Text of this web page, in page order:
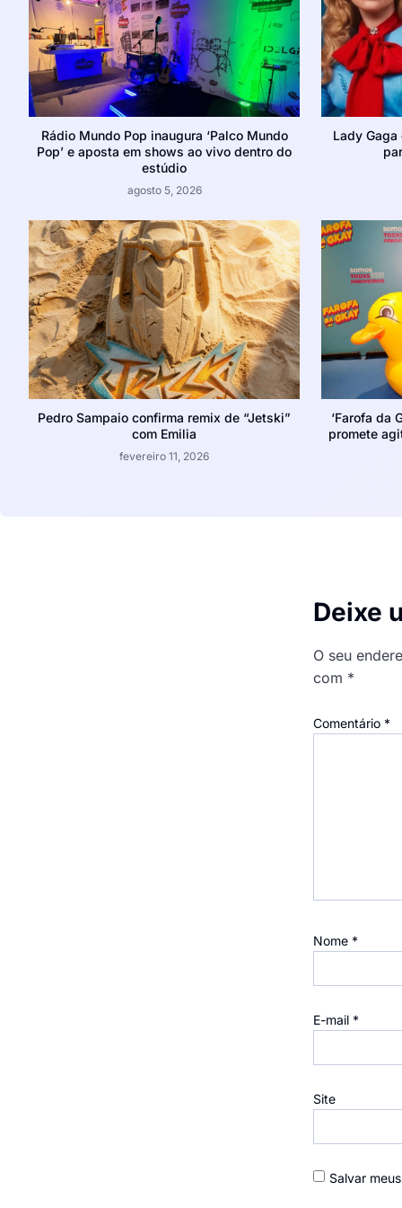
Rádio Mundo Pop inaugura ‘Palco Mundo
Pop’ e aposta em shows ao vivo dentro do
estúdio
agosto 5, 2026
Lady Gaga
Pedro Sampaio confirma remix de “Jetski”
com Emilia
fevereiro 11, 2026
‘Farofa da
promete
Deixe
O seu
com *
Comentário *
Nome *
E-mail *
Site
Salvar